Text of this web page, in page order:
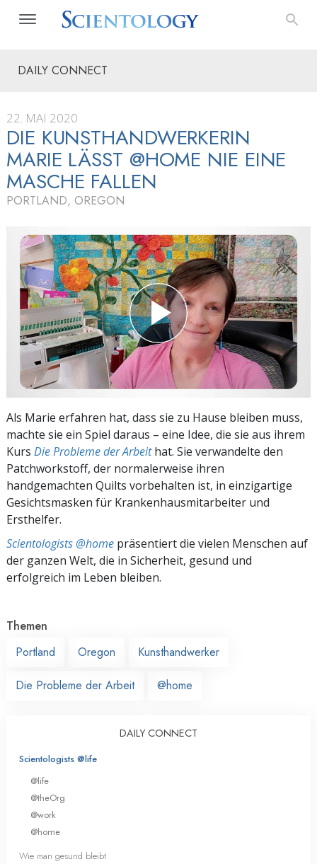
DAILY CONNECT
22. MAI 2020
DIE KUNSTHAND­WERKERIN
MARIE LÄSST @HOME NIE EINE
MASCHE FALLEN
PORTLAND, OREGON
Als Marie erfahren hat, dass sie zu Hause bleiben muss,
machte sie ein Spiel daraus – eine Idee, die sie aus ihrem
Kurs Die Probleme der Arbeithat. Sie verwandelte den
Patchworkstoff, der normalerweise ihren
handgemachten Quilts vorbehalten ist, in einzigartige
Gesichtsmasken für Krankenhausmitarbeiter und
Ersthelfer.
Scientologists @home präsentiert die vielen Menschen auf
der ganzen Welt, die in Sicherheit, gesund und
erfolgreich im Leben bleiben.
Themen
Portland
Oregon Kunsthandwerker
Die Probleme der Arbeit @home
DAILY CONNECT
Scientologists @life
@life
@theOrg
@work
@home
Wie man gesund bleibt